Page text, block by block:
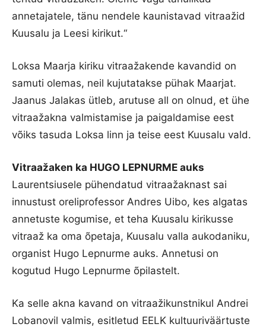
annetajatele, tänu nendele kaunistavad vitraažid
Kuusalu ja Leesi kirikut.“
Loksa Maarja kiriku vitraažakende kavandid on
samuti olemas, neil kujutatakse pühak Maarjat.
Jaanus Jalakas ütleb, arutuse all on olnud, et ühe
vitraažakna valmistamise ja paigaldamise eest
võiks tasuda Loksa linn ja teise eest Kuusalu vald.
Vitraažaken ka HUGO LEPNURME auks
Laurentsiusele pühendatud vitraažaknast sai
innustust oreliprofessor Andres Uibo, kes algatas
annetuste kogumise, et teha Kuusalu kirikusse
vitraaž ka oma õpetaja, Kuusalu valla aukodaniku,
organist Hugo Lepnurme auks. Annetusi on
kogutud Hugo Lepnurme õpilastelt.
Ka selle akna kavand on vitraažikunstnikul Andrei
Lobanovil valmis, esitletud EELK kultuuriväärtuste